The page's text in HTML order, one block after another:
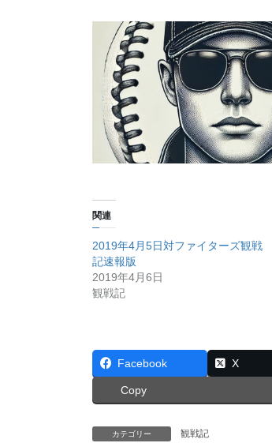
関連
2019年4月5日対ファイターズ観戦
記速報版
2019年4月6日
観戦記
Facebook X
Copy
カテゴリー 観戦記